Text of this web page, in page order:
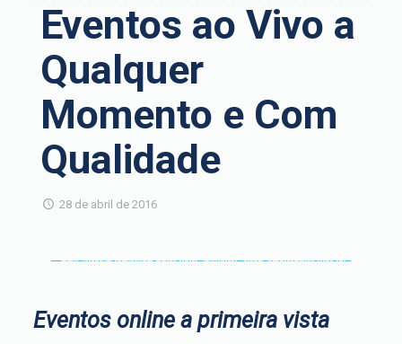
Eventos ao Vivo a
Qualquer
Momento e Com
Qualidade
28 de abril de 2016
Eventos online a primeira vista